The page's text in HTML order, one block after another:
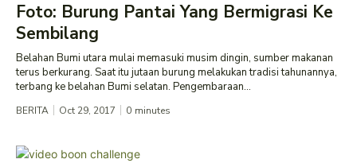
Foto: Burung Pantai Yang Bermigrasi Ke
Sembilang
Belahan Bumi utara mulai memasuki musim dingin, sumber makanan
terus berkurang. Saat itu jutaan burung melakukan tradisi tahunannya,
terbang ke belahan Bumi selatan. Pengembaraan...
BERITA Oct 29, 2017 0 minutes